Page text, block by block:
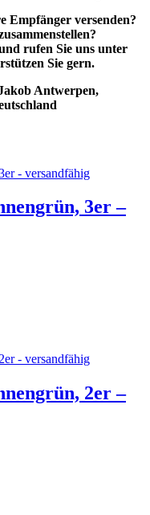
Empfänger versenden?
rufen Sie uns unter
Sie gern.
Antwerpen,
3er –
2er –